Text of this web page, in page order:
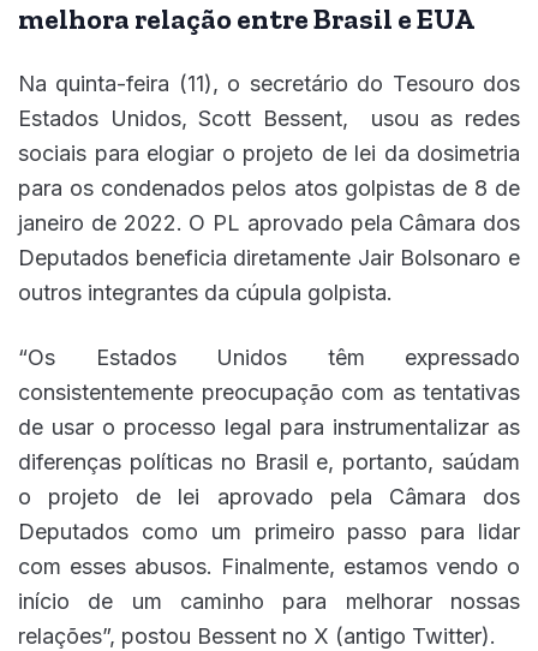
melhora relação entre Brasil e EUA
Na quinta-feira (11), o secretário do Tesouro dos
Estados Unidos, Scott Bessent, usou as redes
sociais para elogiar o projeto de lei da dosimetria
para os condenados pelos atos golpistas de 8 de
janeiro de 2022. O PL aprovado pela Câmara dos
Deputados beneficia diretamente Jair Bolsonaro e
outros integrantes da cúpula golpista.
“Os Estados Unidos têm expressado
consistentemente preocupação com as tentativas
de usar o processo legal para instrumentalizar as
diferenças políticas no Brasil e, portanto, saúdam
o projeto de lei aprovado pela Câmara dos
Deputados como um primeiro passo para lidar
com esses abusos. Finalmente, estamos vendo o
início de um caminho para melhorar nossas
relações”, postou Bessent no X (antigo Twitter).